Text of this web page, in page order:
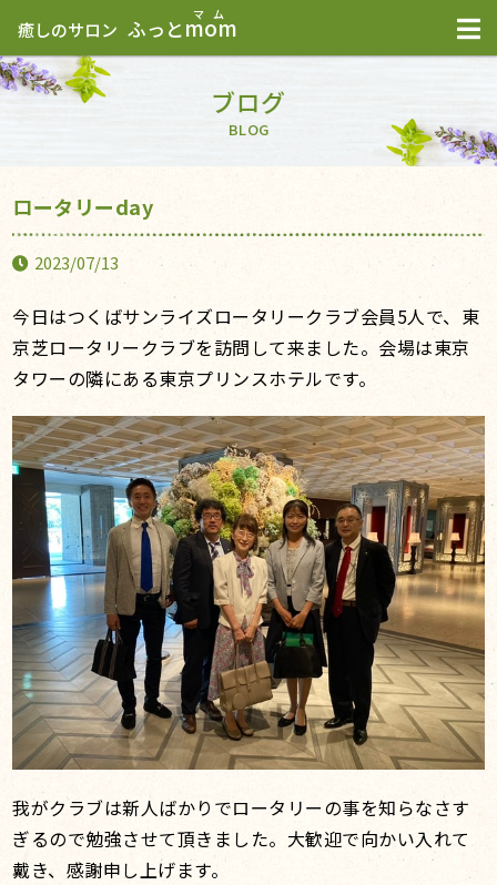
癒しのサロン ふっとmom
ブログ
BLOG
ロータリーday
2023/07/13
今日はつくばサンライズロータリークラブ会員5人で、東
京芝ロータリークラブを訪問して来ました。会場は東京
タワーの隣にある東京プリンスホテルです。
我がクラブは新人ばかりでロータリーの事を知らなさす
ぎるので勉強させて頂きました。大歓迎で向かい入れて
戴き、感謝申し上げます。